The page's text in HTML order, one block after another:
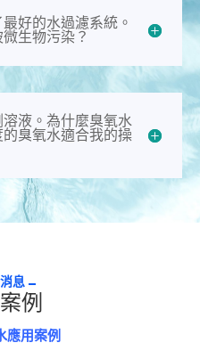
好的水過濾系統。
生物污染？
液。為什麼臭氧水
臭氧水適合我的操
息
例
應用案例